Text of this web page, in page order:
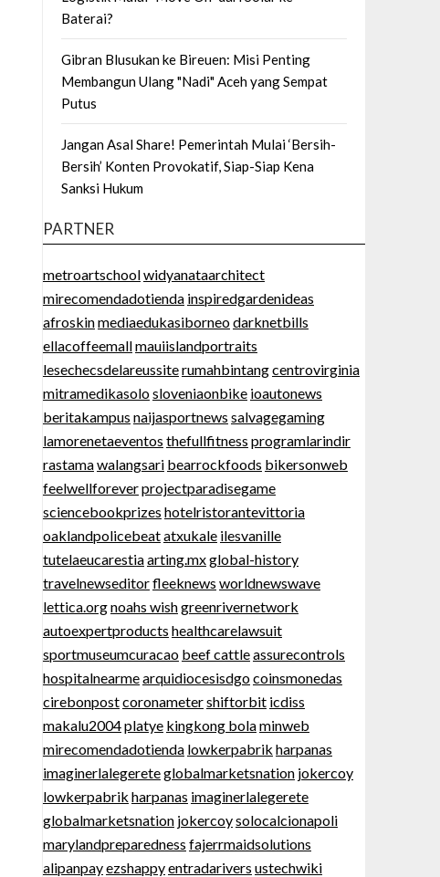
Baterai?
Gibran Blusukan ke Bireuen: Misi Penting
Membangun Ulang "Nadi" Aceh yang Sempat
Putus
Jangan Asal Share! Pemerintah Mulai ‘Bersih-
Bersih’ Konten Provokatif, Siap-Siap Kena
Sanksi Hukum
PARTNER
metroartschoolwidyanataarchitect
mirecomendadotienda inspiredgardenideas
afroskinmediaedukasiborneodarknetbills
ellacoffeemallmauiislandportraits
lesechecsdelareussiterumahbintangcentrovirginia
mitramedikasolosloveniaonbike ioautonews
beritakampus naijasportnews salvagegaming
lamorenetaeventos thefullfitness programlarindir
rastamawalangsari bearrockfoods bikersonweb
feelwellforeverprojectparadisegame
sciencebookprizes hotelristorantevittoria
oaklandpolicebeatatxukale ilesvanille
tutelaeucarestiaarting.mxglobal-history
travelnewseditorfleeknews worldnewswave
lettica.orgnoahs wishgreenrivernetwork
autoexpertproducts healthcarelawsuit
sportmuseumcuracao beef cattleassurecontrols
hospitalnearmearquidiocesisdgocoinsmonedas
cirebonpostcoronametershiftorbit icdiss
makalu2004platye kingkong bolaminweb
mirecomendadotienda lowkerpabrik harpanas
imaginerlalegereteglobalmarketsnation jokercoy
lowkerpabrik harpanas imaginerlalegerete
globalmarketsnation jokercoysolocalcionapoli
marylandpreparedness fajerrmaidsolutions
alipanpayezshappyentradarivers ustechwiki